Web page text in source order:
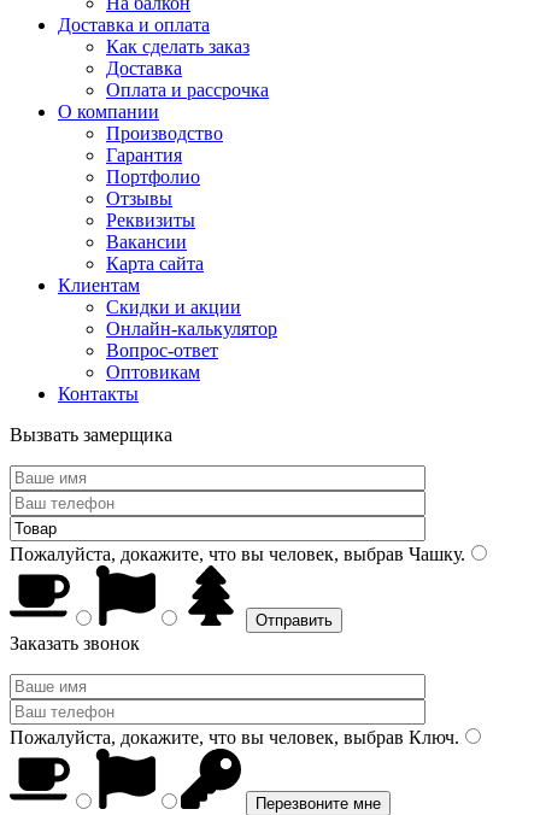
Доставка и оплата
Как сделать заказ
Доставка
Оплата и рассрочка
О компании
Производство
Гарантия
Портфолио
Отзывы
Реквизиты
Вакансии
Карта сайта
Клиентам
Скидки и акции
Онлайн-калькулятор
Вопрос-ответ
Оптовикам
Контакты
Вызвать замерщика
Пожалуйста, докажите, что вы человек, выбрав Чашку.
Заказать звонок
Пожалуйста, докажите, что вы человек, выбрав Ключ.